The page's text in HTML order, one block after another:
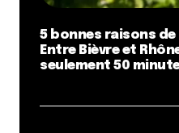
5 bonnes raisons de
Entre Bièvre et
seulement 50